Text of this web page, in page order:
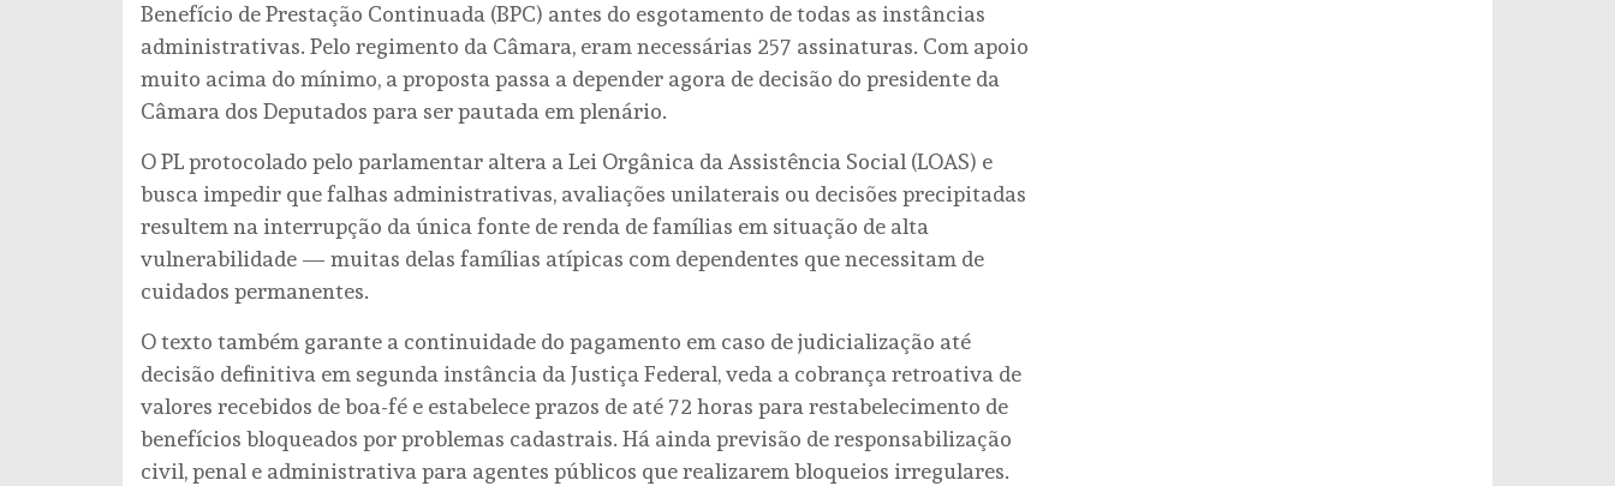
Benefício de Prestação Continuada (BPC) antes do esgotamento de todas as instâncias
administrativas. Pelo regimento da Câmara, eram necessárias 257 assinaturas. Com apoio
muito acima do mínimo, a proposta passa a depender agora de decisão do presidente da
Câmara dos Deputados para ser pautada em plenário.
O PL protocolado pelo parlamentar altera a Lei Orgânica da Assistência Social (LOAS) e
busca impedir que falhas administrativas, avaliações unilaterais ou decisões precipitadas
resultem na interrupção da única fonte de renda de famílias em situação de alta
vulnerabilidade — muitas delas famílias atípicas com dependentes que necessitam de
cuidados permanentes.
O texto também garante a continuidade do pagamento em caso de judicialização até
decisão definitiva em segunda instância da Justiça Federal, veda a cobrança retroativa de
valores recebidos de boa-fé e estabelece prazos de até 72 horas para restabelecimento de
benefícios bloqueados por problemas cadastrais. Há ainda previsão de responsabilização
civil, penal e administrativa para agentes públicos que realizarem bloqueios irregulares.